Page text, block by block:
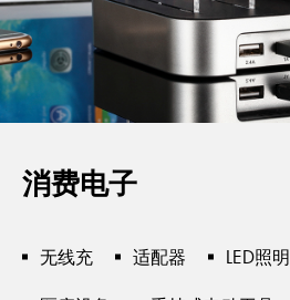
消费电子
无线充 适配器 LED照明